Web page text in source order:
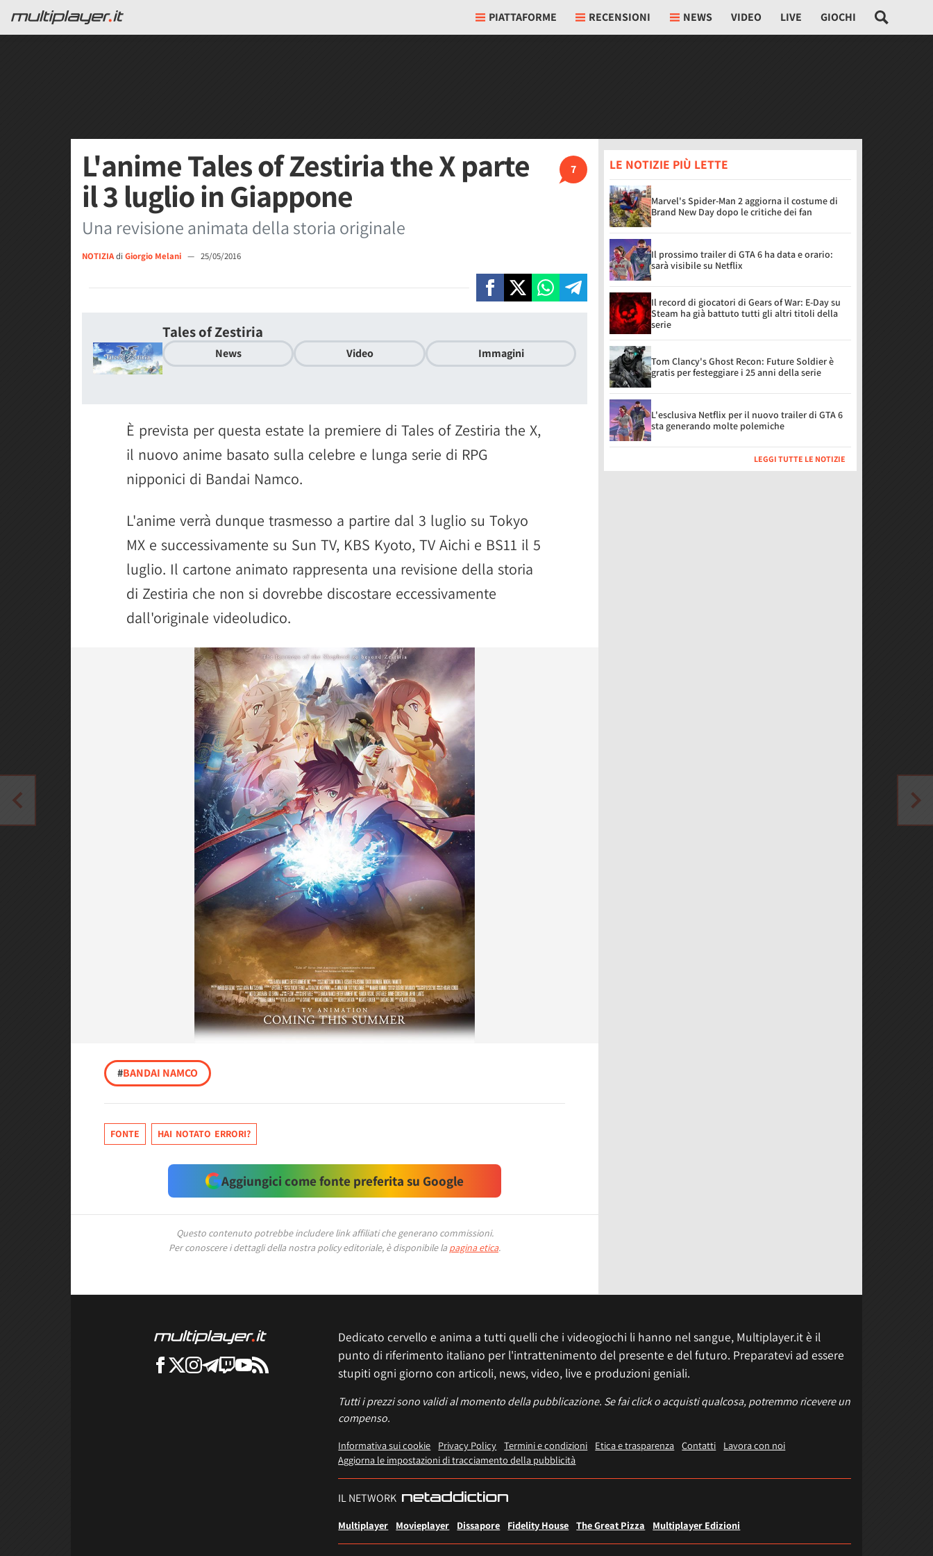
PIATTAFORME RECENSIONI NEWS VIDEO LIVE GIOCHI
7
L'anime Tales of Zestiria the X parte
il 3 luglio in Giappone
Una revisione animata della storia originale
NOTIZIAdi Giorgio Melani — 25/05/2016
Tales of Zestiria
News Video Immagini
È prevista per questa estate la premiere di Tales of Zestiria the X,
il nuovo anime basato sulla celebre e lunga serie di RPG
nipponici di Bandai Namco.
L'anime verrà dunque trasmesso a partire dal 3 luglio su Tokyo
MX e successivamente su Sun TV, KBS Kyoto, TV Aichi e BS11 il 5
luglio. Il cartone animato rappresenta una revisione della storia
di Zestiria che non si dovrebbe discostare eccessivamente
dall'originale videoludico.
#BANDAI NAMCO
FONTE HAI NOTATO ERRORI?
Aggiungici come fonte preferita su Google
Questo contenuto potrebbe includere link affiliati che generano commissioni.
Per conoscere i dettagli della nostra policy editoriale, è disponibile la pagina etica.
LE NOTIZIE PIÙ LETTE
Marvel's Spider-Man 2 aggiorna il costume di
Brand New Day dopo le critiche dei fan
Il prossimo trailer di GTA 6 ha data e orario:
sarà visibile su Netflix
Il record di giocatori di Gears of War: E-Day su
Steam ha già battuto tutti gli altri titoli della
serie
Tom Clancy's Ghost Recon: Future Soldier è
gratis per festeggiare i 25 anni della serie
L'esclusiva Netflix per il nuovo trailer di GTA 6
sta generando molte polemiche
LEGGI TUTTE LE NOTIZIE
Dedicato cervello e anima a tutti quelli che i videogiochi li hanno nel sangue, Multiplayer.it è il
punto di riferimento italiano per l'intrattenimento del presente e del futuro. Preparatevi ad essere
stupiti ogni giorno con articoli, news, video, live e produzioni geniali.
Tutti i prezzi sono validi al momento della pubblicazione. Se fai click o acquisti qualcosa, potremmo ricevere un
compenso.
Informativa sui cookie Privacy Policy Termini e condizioni Etica e trasparenza Contatti
Lavora con noi
Aggiorna le impostazioni di tracciamento della pubblicità
IL NETWORK
Multiplayer Movieplayer Dissapore Fidelity House The Great Pizza Multiplayer Edizioni